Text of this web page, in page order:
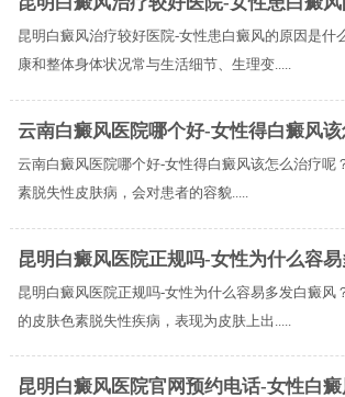
昆明白癜风治疗较好医院-女性患白癜风的原因是什
康和整体身体状况常与生活细节、生理变.....
云南白癜风医院哪个好-女性得白癜风
云南白癜风医院哪个好-女性得白癜风该怎么治疗呢
素脱失性皮肤病，会对患者的容貌.....
昆明白癜风医院正规吗-女性为什么容
昆明白癜风医院正规吗-女性为什么容易多发白癜风
的皮肤色素脱失性疾病，表现为皮肤上出.....
昆明白癜风医院官网预约电话-女性白